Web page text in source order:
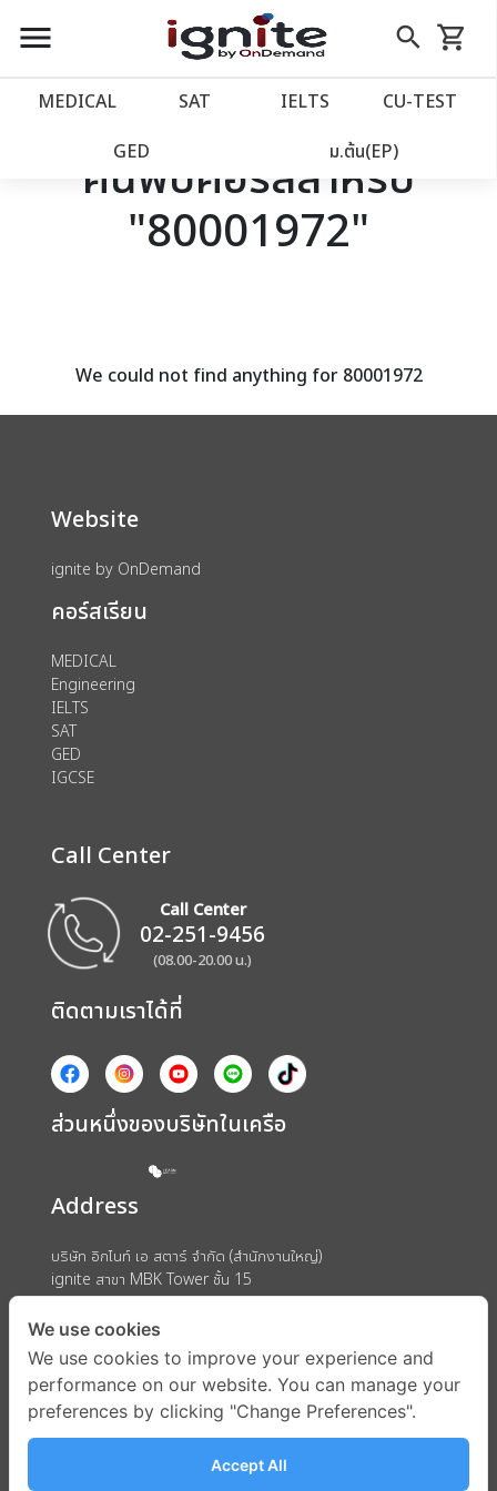
close
account_balance หน้าแรก
เว็บไซต์อิกไนท์
โปรโมชั่น
assignment ลงทะเบียน
menu search
Skip
to
shopping_cart
รถเข็น
MEDICAL SAT IELTS CU‑TEST
GED ม.ต้น(EP)
ค้นพบคอร์สสำหรับ
"80001972"
We could not find anything for 80001972
Website
ignite by OnDemand
คอร์สเรียน
MEDICAL
Engineering
IELTS
SAT
GED
IGCSE
Call Center
Call Center
02-251-9456
(08.00-20.00 น.)
ติดตามเราได้ที่
ส่วนหนึ่งของบริษัทในเครือ
Address
บริษัท อิกไนท์ เอ สตาร์ จำกัด (สำนักงานใหญ่)
ignite สาขา MBK Tower ชั้น 15
ถนนพญาไท แขวงวังใหม่ เขตปทุมวัน กรุงเทพมหานคร 10330
We use cookies
We use cookies to improve your experience and
performance on our website. You can manage your
preferences by clicking "Change Preferences".
Accept All